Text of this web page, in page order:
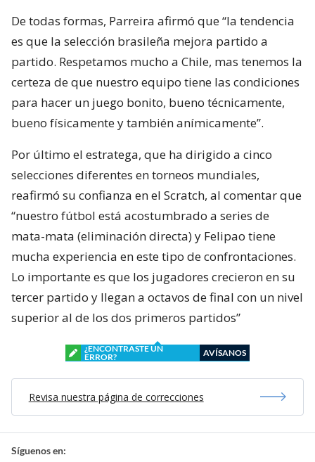
De todas formas, Parreira afirmó que “la tendencia
es que la selección brasileña mejora partido a
partido. Respetamos mucho a Chile, mas tenemos la
certeza de que nuestro equipo tiene las condiciones
para hacer un juego bonito, bueno técnicamente,
bueno físicamente y también anímicamente”.
Por último el estratega, que ha dirigido a cinco
selecciones diferentes en torneos mundiales,
reafirmó su confianza en el Scratch, al comentar que
“nuestro fútbol está acostumbrado a series de
mata-mata (eliminación directa) y Felipao tiene
mucha experiencia en este tipo de confrontaciones.
Lo importante es que los jugadores crecieron en su
tercer partido y llegan a octavos de final con un nivel
superior al de los dos primeros partidos”
¿ENCONTRASTE UN
ERROR?
AVÍSANOS
Revisa nuestra página de correcciones
Síguenos en: